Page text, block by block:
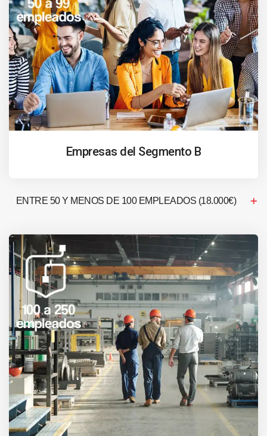
Empresas del Segmento B
ENTRE 50 Y MENOS DE 100 EMPLEADOS (18.000€)